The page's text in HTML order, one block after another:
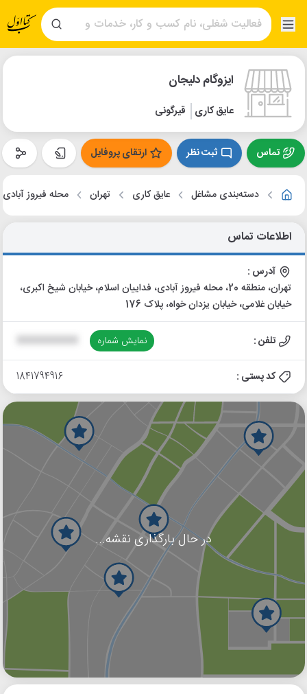
ایزوگام دلیجان
عایق کاری قیرگونی
تماس ثبت نظر ارتقای پروفایل
دسته‌بندی مشاغل عایق کاری تهران محله فیروز آبادی
اطلاعات تماس
آدرس :
تهران، منطقه 20، محله فیروز آبادی، فداییان اسلام، خیابان شیخ اکبری،
خیابان غلامی، خیابان یزدان خواه، پلاک 176
تلفن : نمایش شماره
کد پستی : 1841794916
در حال بارگذاری نقشه...
گوگل